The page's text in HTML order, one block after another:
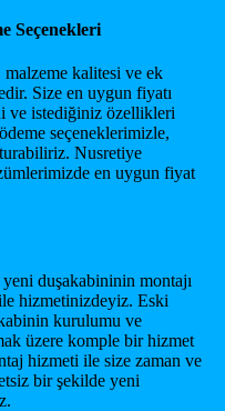
Seçenekleri
kalitesi ve ek
Size en uygun fiyatı
ve istediğiniz özellikleri
seçeneklerimizle,
Nusretiye
en uygun fiyat
duşakabininin montajı
hizmetinizdeyiz. Eski
kurulumu ve
üzere komple bir hizmet
hizmeti ile size zaman ve
bir şekilde yeni